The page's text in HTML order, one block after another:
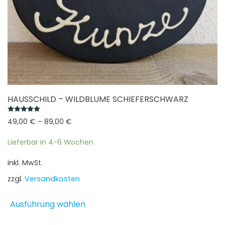
HAUSSCHILD – WILDBLUME SCHIEFERSCHWARZ
49,00 € – 89,00 €
Lieferbar in 4-6 Wochen
inkl. MwSt.
zzgl. Versandkosten
Ausführung wählen